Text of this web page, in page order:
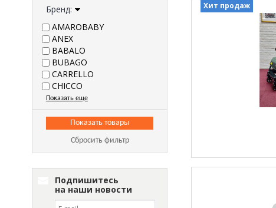
Бренд:
AMAROBABY
ANEX
BABALO
BUBAGO
CARRELLO
CHICCO
Показать еще
Сбросить фильтр
Подпишитесь
на наши новости
Хит продаж